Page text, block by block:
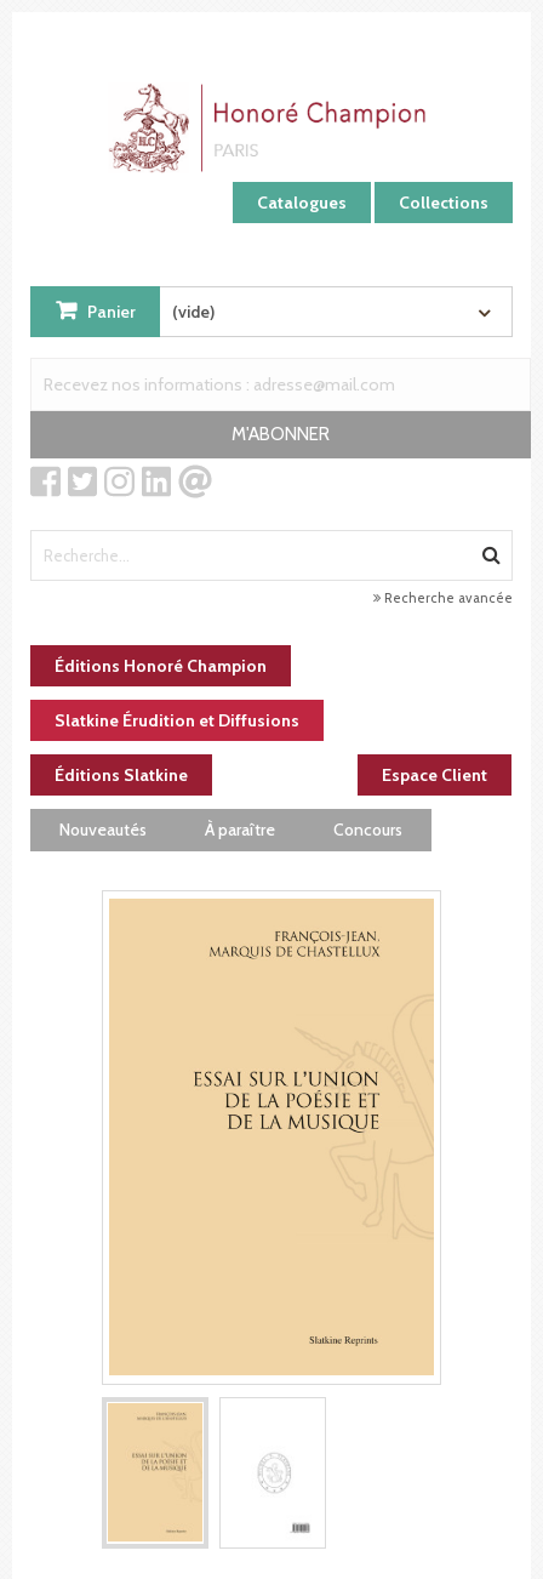
Catalogues Collections
Panier (vide)
M'ABONNER
Recherche avancée
Éditions Honoré Champion
Slatkine Érudition et Diffusions
Éditions Slatkine Espace Client
Nouveautés À paraître Concours